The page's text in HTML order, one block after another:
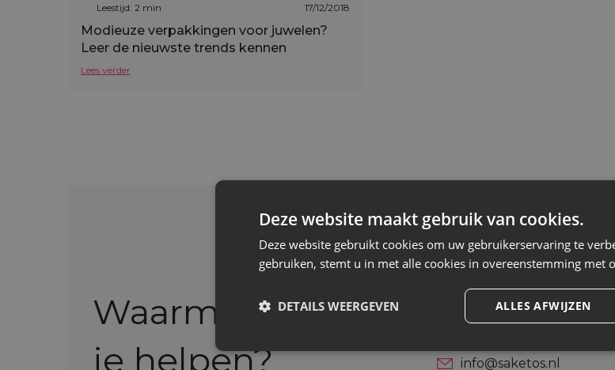
Leestijd: 2 min 17/12/2018
Modieuze verpakkingen voor juwelen?
Leer de nieuwste trends kennen
Lees verder
Waarmee kan ik
je helpen?
Heb je advies nodig?
bestellen?
info@saketos.nl
Deze website maakt gebruik van cookies.
Deze website gebruikt cookies om uw gebruikerservaring te
gebruiken, stemt u in met alle cookies in overeenstemming met
ALLES AFWIJZEN
DETAILS WEERGEVEN